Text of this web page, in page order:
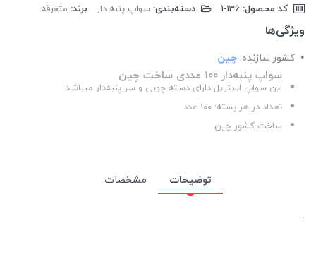
کد محصول: دسته‌بندی: سواپ پنبه دار برند: متفرقه
ویژگی‌ها
کشور سازنده: چین
سواپ پنبه‌دار 100 عددی ساخت چین
این سواپ استریل دارای دسته چوبی و سر پنبه‌دار می­باشد
تعداد در هر بسته: 100 عدد
ساخت کشور چین
توضیحات
مشخصات
.